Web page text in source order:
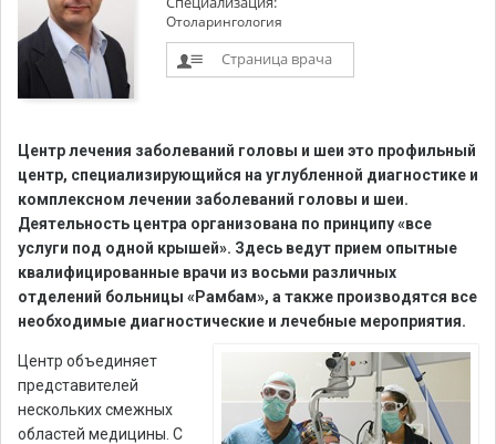
Отоларингология
Страница врача
Центр лечения заболеваний головы и шеи это профильный
центр, специализирующийся на углубленной диагностике и
комплексном лечении заболеваний головы и шеи.
Деятельность центра организована по принципу «все
услуги под одной крышей». Здесь ведут прием опытные
квалифицированные врачи из восьми различных
отделений больницы «Рамбам», а также производятся все
необходимые диагностические и лечебные мероприятия.
Центр объединяет
представителей
нескольких смежных
областей медицины. С